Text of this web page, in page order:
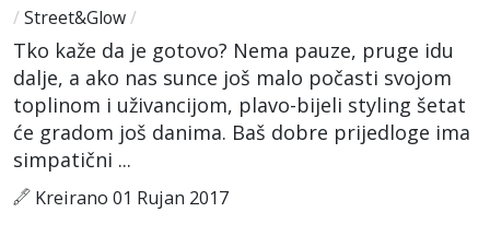
/ Street&Glow/
Tko kaže da je gotovo? Nema pauze, pruge idu
dalje, a ako nas sunce još malo počasti svojom
toplinom i uživancijom, plavo-bijeli styling šetat
će gradom još danima. Baš dobre prijedloge ima
simpatični ...
Kreirano 01 Rujan 2017